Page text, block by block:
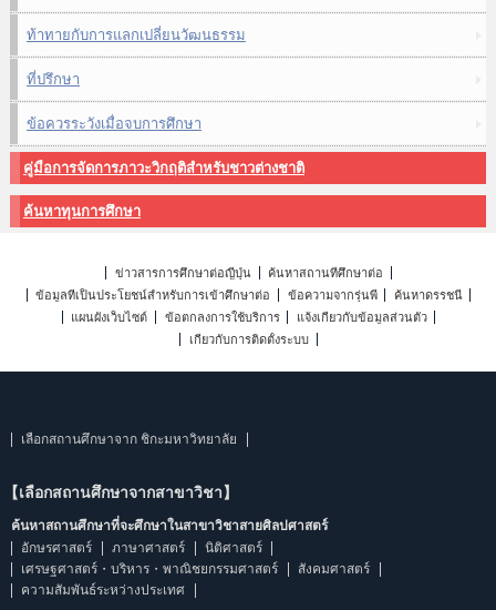
ท้าทายกับการแลกเปลี่ยนวัฒนธรรม
ที่ปรึกษา
ข้อควรระวังเมื่อจบการศึกษา
คู่มือการจัดการภาวะวิกฤติสำหรับชาวต่างชาติ
ค้นหาทุนการศึกษา
ข่าวสารการศึกษาต่อญี่ปุ่น
ค้นหาสถานที่ศึกษาต่อ
ข้อมูลที่เป็นประโยชน์สำหรับการเข้าศึกษาต่อ
ข้อความจากรุ่นพี่
ค้นหาดรรชนี
แผนผังเว็บไซต์
ข้อตกลงการใช้บริการ
แจ้งเกี่ยวกับข้อมูลส่วนตัว
เกี่ยวกับการติดตั้งระบบ
เลือกสถานศึกษาจาก ชิกะมหาวิทยาลัย
【เลือกสถานศึกษาจากสาขาวิชา】
ค้นหาสถานศึกษาที่จะศึกษาในสาขาวิชาสายศิลปศาสตร์
อักษรศาสตร์
ภาษาศาสตร์
นิติศาสตร์
เศรษฐศาสตร์・บริหาร・พาณิชยกรรมศาสตร์
สังคมศาสตร์
ความสัมพันธ์ระหว่างประเทศ